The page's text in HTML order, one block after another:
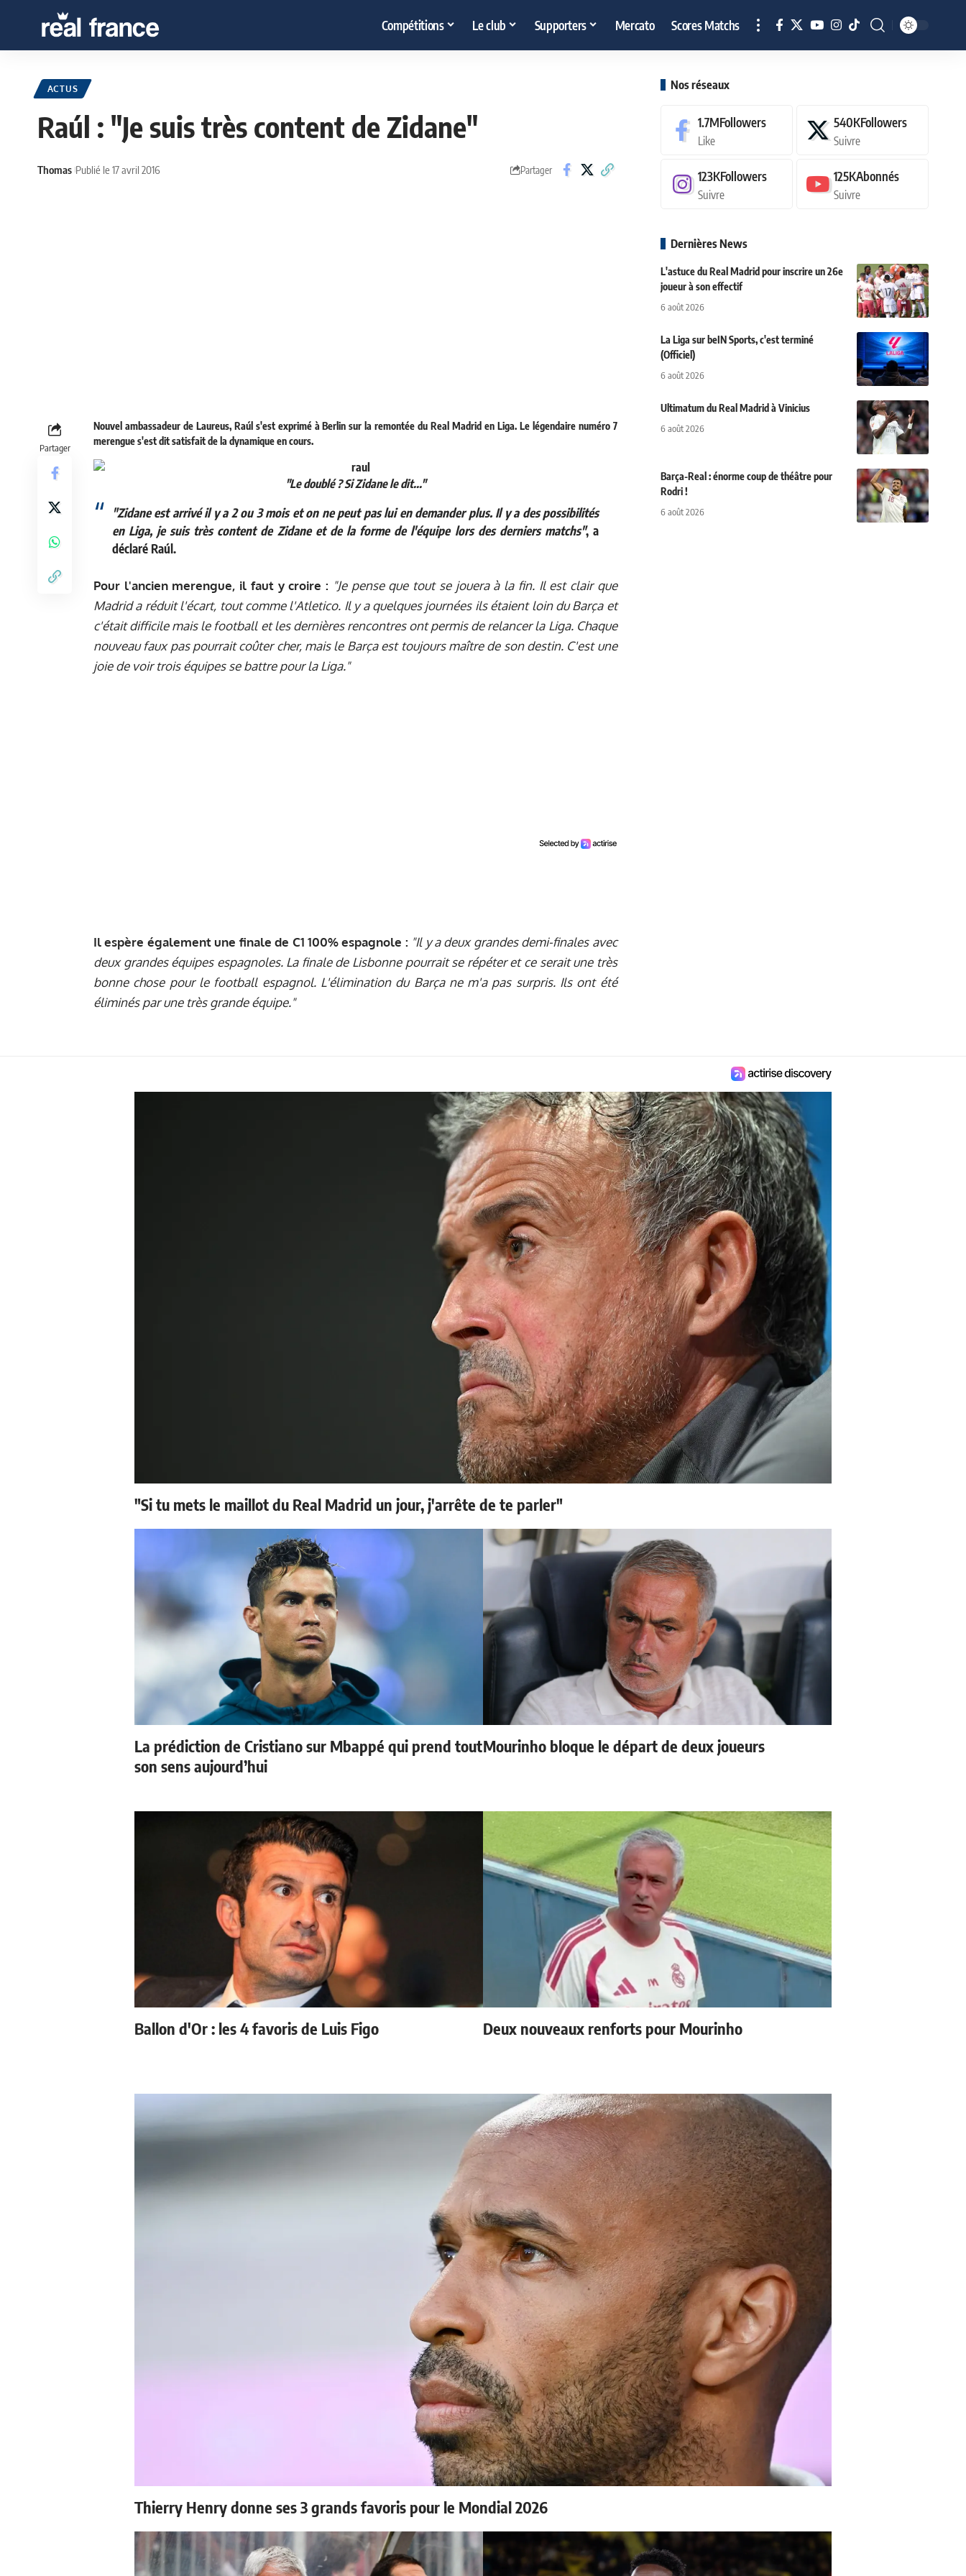
Compétitions Le club Supporters Mercato Scores Matchs
ACTUS
Raúl : "Je suis très content de Zidane"
Thomas Publié le 17 avril 2016 Partager
Partager
Nouvel ambassadeur de Laureus, Raúl s'est exprimé à Berlin sur la remontée du Real Madrid en Liga. Le légendaire numéro 7
merengue s'est dit satisfait de la dynamique en cours.
"Le doublé ? Si Zidane le dit..."
"Zidane est arrivé il y a 2 ou 3 mois et on ne peut pas lui en demander plus. Il y a des possibilités
en Liga, je suis très content de Zidane et de la forme de l'équipe lors des derniers matchs", a
déclaré Raúl.
Pour l'ancien merengue, il faut y croire : "Je pense que tout se jouera à la fin. Il est clair que
Madrid a réduit l'écart, tout comme l'Atletico. Il y a quelques journées ils étaient loin du Barça et
c'était difficile mais le football et les dernières rencontres ont permis de relancer la Liga. Chaque
nouveau faux pas pourrait coûter cher, mais le Barça est toujours maître de son destin. C'est une
joie de voir trois équipes se battre pour la Liga."
Il espère également une finale de C1 100% espagnole : "Il y a deux grandes demi-finales avec
deux grandes équipes espagnoles. La finale de Lisbonne pourrait se répéter et ce serait une très
bonne chose pour le football espagnol. L'élimination du Barça ne m'a pas surpris. Ils ont été
éliminés par une très grande équipe."
Nos réseaux
1.7MFollowers
Like
540KFollowers
Suivre
123KFollowers
Suivre
125KAbonnés
Suivre
Dernières News
L'astuce du Real Madrid pour inscrire un 26e
joueur à son effectif
6 août 2026
La Liga sur beIN Sports, c'est terminé
(Officiel)
6 août 2026
Ultimatum du Real Madrid à Vinicius
6 août 2026
Barça-Real : énorme coup de théâtre pour
Rodri !
6 août 2026
"Si tu mets le maillot du Real Madrid un jour, j'arrête de te parler"
La prédiction de Cristiano sur Mbappé qui prend tout
son sens aujourd’hui
Mourinho bloque le départ de deux joueurs
Ballon d'Or : les 4 favoris de Luis Figo Deux nouveaux renforts pour Mourinho
Thierry Henry donne ses 3 grands favoris pour le Mondial 2026